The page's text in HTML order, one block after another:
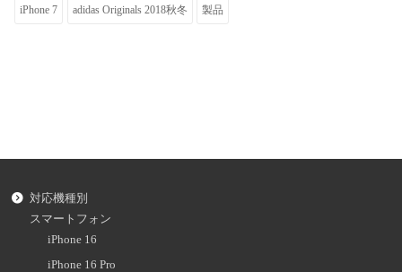
iPhone 7 adidas Originals 2018秋冬 製品
対応機種別
スマートフォン
iPhone 16
iPhone 16 Pro